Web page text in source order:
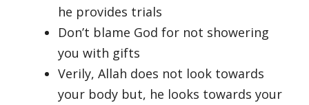
he provides trials
Don’t blame God for not showering
you with gifts
Verily, Allah does not look towards
your body but, he looks towards your